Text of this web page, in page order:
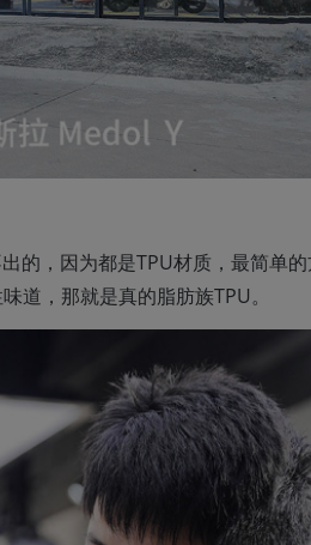
的，因为都是TPU材质，最简单
道，那就是真的脂肪族TPU。